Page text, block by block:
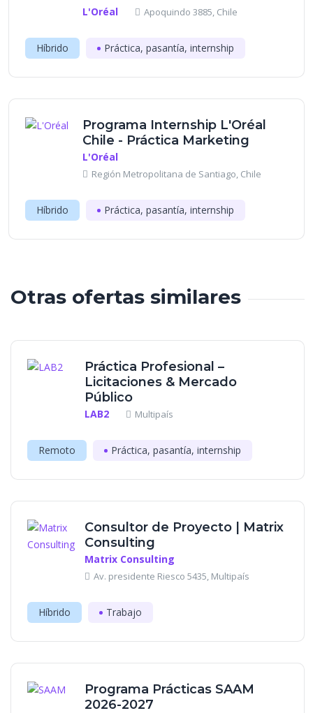
L'Oréal Apoquindo 3885, Chile
Híbrido Práctica, pasantía, internship
Programa Internship L'Oréal
Chile - Práctica Marketing
L'Oréal
Región Metropolitana de Santiago, Chile
Híbrido Práctica, pasantía, internship
Otras ofertas similares
Práctica Profesional –
Licitaciones & Mercado
Público
LAB2 Multipaís
Remoto Práctica, pasantía, internship
Consultor de Proyecto | Matrix
Consulting
Matrix Consulting
Av. presidente Riesco 5435, Multipaís
Híbrido Trabajo
Programa Prácticas SAAM
2026-2027